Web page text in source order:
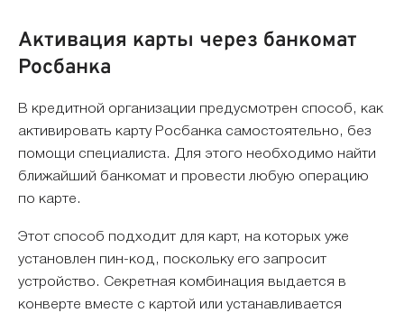
Активация карты через банкомат
Росбанка
В кредитной организации предусмотрен способ, как
активировать карту Росбанка самостоятельно, без
помощи специалиста. Для этого необходимо найти
ближайший банкомат и провести любую операцию
по карте.
Этот способ подходит для карт, на которых уже
установлен пин-код, поскольку его запросит
устройство. Секретная комбинация выдается в
конверте вместе с картой или устанавливается